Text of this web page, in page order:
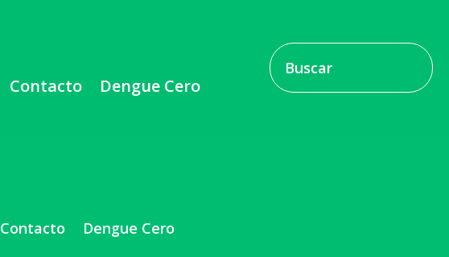
Contacto Dengue Cero
Contacto Dengue Cero